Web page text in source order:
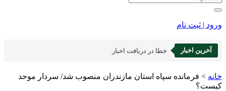
ورود | ثبت نام
آخرین اخبار خطا در دریافت اخبار
خانه > ‌فرمانده‌ سپاه ‌استان مازندران منصوب شد/ سردار موحد
کیست؟